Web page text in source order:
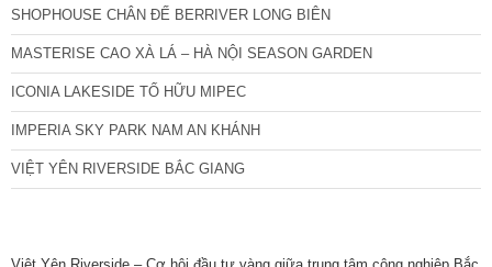
SHOPHOUSE CHÂN ĐẾ BERRIVER LONG BIÊN
MASTERISE CAO XÀ LÁ – HÀ NỘI SEASON GARDEN
ICONIA LAKESIDE TỐ HỮU MIPEC
IMPERIA SKY PARK NAM AN KHÁNH
VIỆT YÊN RIVERSIDE BẮC GIANG